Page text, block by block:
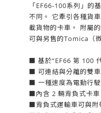
「EF66-100系列」的
不同。 它牽引各種貨
載貨物的卡車。 附屬
可與另售的Tomica（
■ 基於“EF66 第 100
■ 可連結與分離的雙
■ 一種速度為電動行
■內含 2 輛背負式卡車
■背負式運輸車可與附